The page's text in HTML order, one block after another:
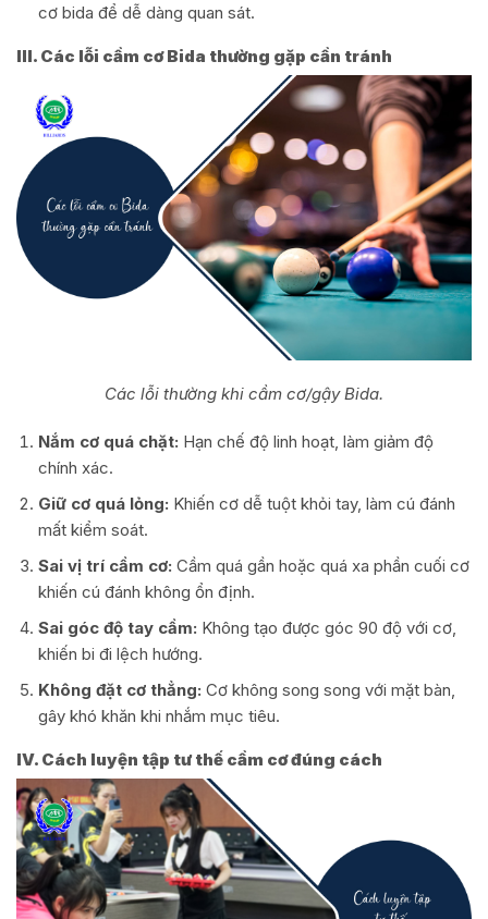
cơ bida để dễ dàng quan sát.
III. Các lỗi cầm cơ Bida thường gặp cần tránh
Các lỗi thường khi cầm cơ/gậy Bida.
Nắm cơ quá chặt: Hạn chế độ linh hoạt, làm giảm độ
chính xác.
Giữ cơ quá lỏng: Khiến cơ dễ tuột khỏi tay, làm cú đánh
mất kiểm soát.
Sai vị trí cầm cơ: Cầm quá gần hoặc quá xa phần cuối cơ
khiến cú đánh không ổn định.
Sai góc độ tay cầm: Không tạo được góc 90 độ với cơ,
khiến bi đi lệch hướng.
Không đặt cơ thẳng: Cơ không song song với mặt bàn,
gây khó khăn khi nhắm mục tiêu.
IV. Cách luyện tập tư thế cầm cơ đúng cách